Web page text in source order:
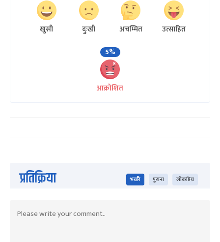
खुसी दुःखी अचम्मित
उत्साहित
5%
आक्रोशित
प्रतिक्रिया भर्खरै पुराना लोकप्रिय